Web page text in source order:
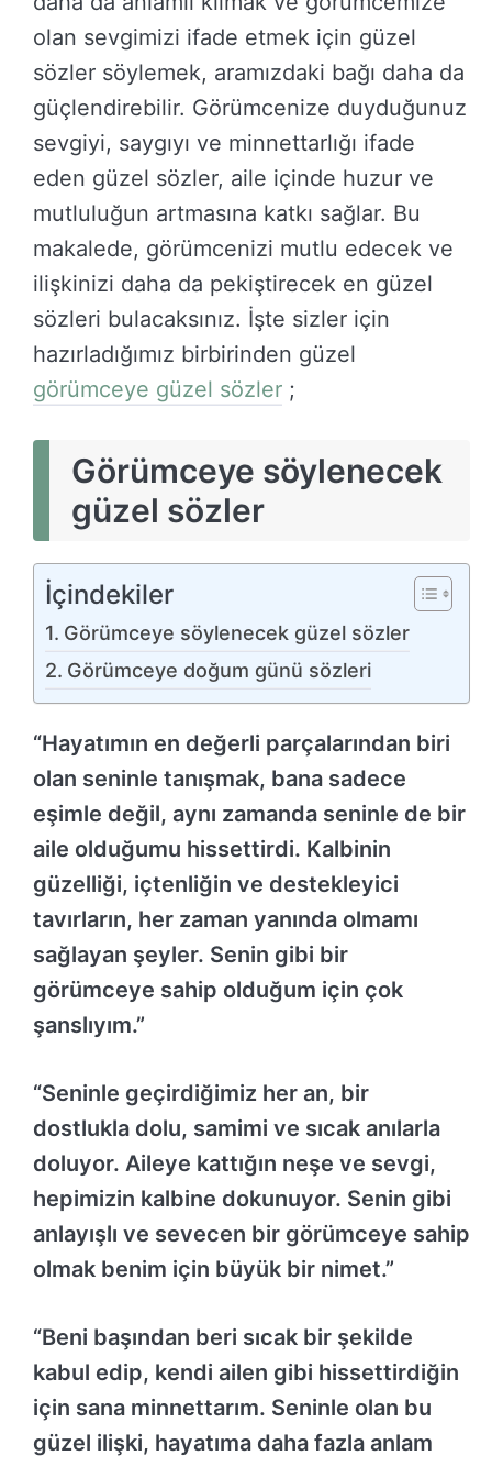
olan sevgimizi ifade etmek için güzel
sözler söylemek, aramızdaki bağı daha da
güçlendirebilir. Görümcenize duyduğunuz
sevgiyi, saygıyı ve minnettarlığı ifade
eden güzel sözler, aile içinde huzur ve
mutluluğun artmasına katkı sağlar. Bu
makalede, görümcenizi mutlu edecek ve
ilişkinizi daha da pekiştirecek en güzel
sözleri bulacaksınız. İşte sizler için
hazırladığımız birbirinden güzel
görümceye güzel sözler ;
Görümceye söylenecek
güzel sözler
İçindekiler
Görümceye söylenecek güzel sözler
Görümceye doğum günü sözleri
“Hayatımın en değerli parçalarından biri
olan seninle tanışmak, bana sadece
eşimle değil, aynı zamanda seninle de bir
aile olduğumu hissettirdi. Kalbinin
güzelliği, içtenliğin ve destekleyici
tavırların, her zaman yanında olmamı
sağlayan şeyler. Senin gibi bir
görümceye sahip olduğum için çok
şanslıyım.”
“Seninle geçirdiğimiz her an, bir
dostlukla dolu, samimi ve sıcak anılarla
doluyor. Aileye kattığın neşe ve sevgi,
hepimizin kalbine dokunuyor. Senin gibi
anlayışlı ve sevecen bir görümceye sahip
olmak benim için büyük bir nimet.”
“Beni başından beri sıcak bir şekilde
kabul edip, kendi ailen gibi hissettirdiğin
için sana minnettarım. Seninle olan bu
güzel ilişki, hayatıma daha fazla anlam